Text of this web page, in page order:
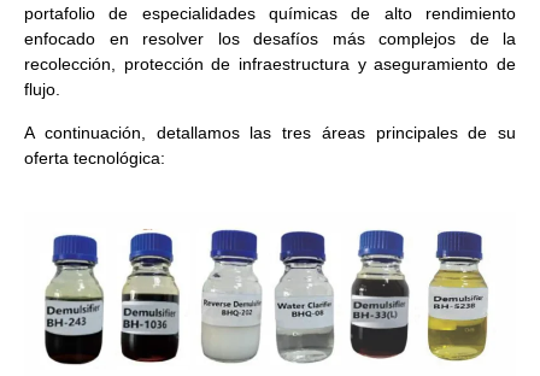
portafolio de especialidades químicas de alto rendimiento
enfocado en resolver los desafíos más complejos de la
recolección, protección de infraestructura y aseguramiento de
flujo.
A continuación, detallamos las tres áreas principales de su
oferta tecnológica: